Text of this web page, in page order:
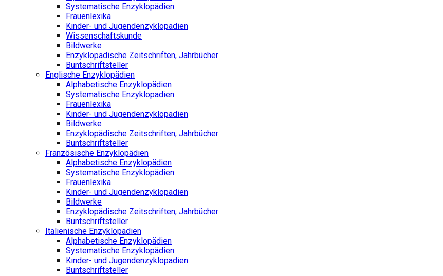
Systematische Enzyklopädien
Frauenlexika
Kinder- und Jugendenzyklopädien
Wissenschaftskunde
Bildwerke
Enzyklopädische Zeitschriften, Jahrbücher
Buntschriftsteller
Englische Enzyklopädien
Alphabetische Enzyklopädien
Systematische Enzyklopädien
Frauenlexika
Kinder- und Jugendenzyklopädien
Bildwerke
Enzyklopädische Zeitschriften, Jahrbücher
Buntschriftsteller
Französische Enzyklopädien
Alphabetische Enzyklopädien
Systematische Enzyklopädien
Frauenlexika
Kinder- und Jugendenzyklopädien
Bildwerke
Enzyklopädische Zeitschriften, Jahrbücher
Buntschriftsteller
Italienische Enzyklopädien
Alphabetische Enzyklopädien
Systematische Enzyklopädien
Kinder- und Jugendenzyklopädien
Buntschriftsteller